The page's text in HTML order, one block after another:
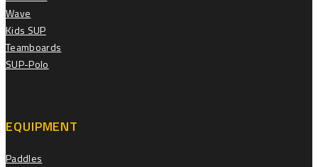
Wave
Kids SUP
Teamboards
SUP-Polo
EQUIPMENT
Paddles